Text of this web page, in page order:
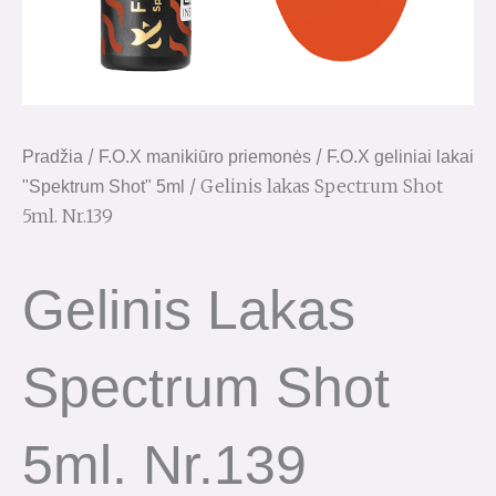
Pradžia / F.O.X manikiūro priemonės / F.O.X geliniai lakai
"Spektrum Shot" 5ml / Gelinis lakas Spectrum Shot
5ml. Nr.139
Gelinis Lakas
Spectrum Shot
5ml. Nr.139